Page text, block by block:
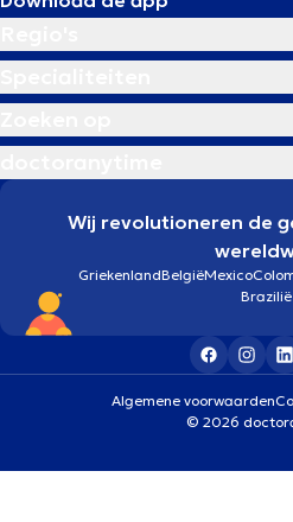
Wij revolutioneren de
GriekenlandBelgiëMexico
Brazilië
Algemene voorwaarden
© 2026